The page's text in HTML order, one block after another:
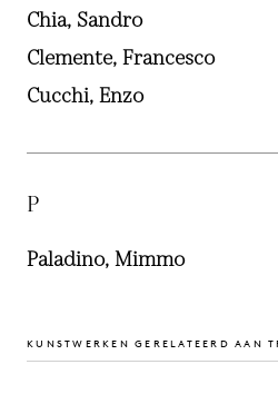
Chia, Sandro
Clemente, Francesco
Cucchi, Enzo
P
Paladino, Mimmo
KUNSTWERKEN GERELATEERD AAN